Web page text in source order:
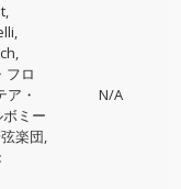
フロ
ア・
ボミー
楽団
N/A